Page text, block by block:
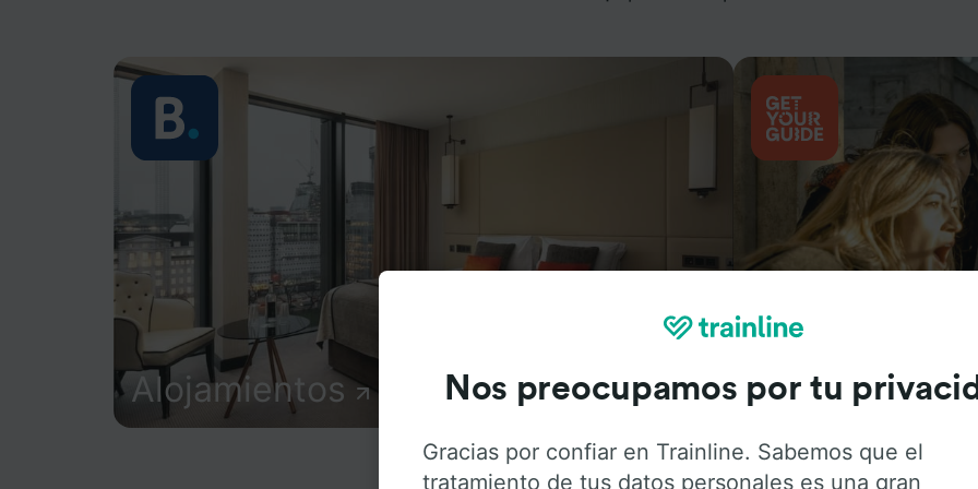
Alojamientos Actividades
Nos preocupamos por tu
Gracias por confiar en Trainline. Sabemos que el
tratamiento de tus datos personales es una gran